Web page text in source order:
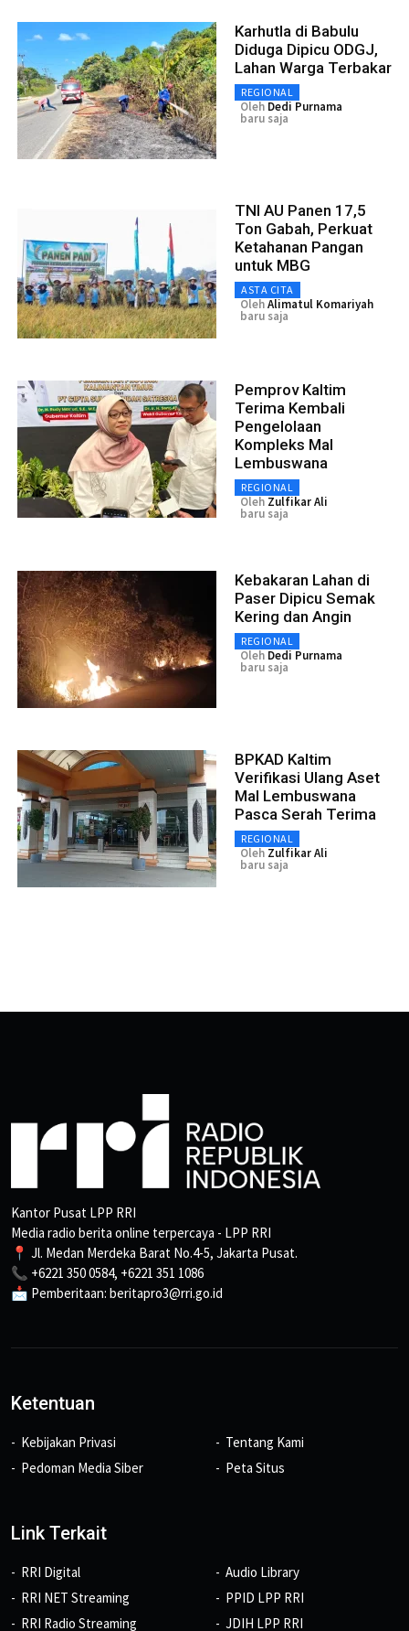
Karhutla di Babulu
Diduga Dipicu ODGJ,
Lahan Warga Terbakar
REGIONAL
Oleh Dedi Purnama
baru saja
TNI AU Panen 17,5
Ton Gabah, Perkuat
Ketahanan Pangan
untuk MBG
ASTA CITA
OlehAlimatul Komariyah
baru saja
Pemprov Kaltim
Terima Kembali
Pengelolaan
Kompleks Mal
Lembuswana
REGIONAL
Oleh Zulfikar Ali
baru saja
Kebakaran Lahan di
Paser Dipicu Semak
Kering dan Angin
REGIONAL
Oleh Dedi Purnama
baru saja
BPKAD Kaltim
Verifikasi Ulang Aset
Mal Lembuswana
Pasca Serah Terima
REGIONAL
Oleh Zulfikar Ali
baru saja
Kantor Pusat LPP RRI
Media radio berita online terpercaya - LPP RRI
📍 Jl. Medan Merdeka Barat No.4-5, Jakarta Pusat.
📞 +6221 350 0584, +6221 351 1086
📩 Pemberitaan: beritapro3@rri.go.id
Ketentuan
Kebijakan Privasi
Pedoman Media Siber
Tentang Kami
Peta Situs
Link Terkait
RRI Digital
RRI NET Streaming
RRI Radio Streaming
Audio Library
PPID LPP RRI
JDIH LPP RRI